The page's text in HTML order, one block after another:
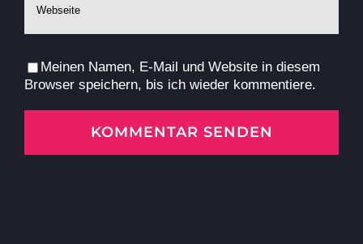
Meinen Namen, E-Mail und Website in diesem
Browser speichern, bis ich wieder kommentiere.